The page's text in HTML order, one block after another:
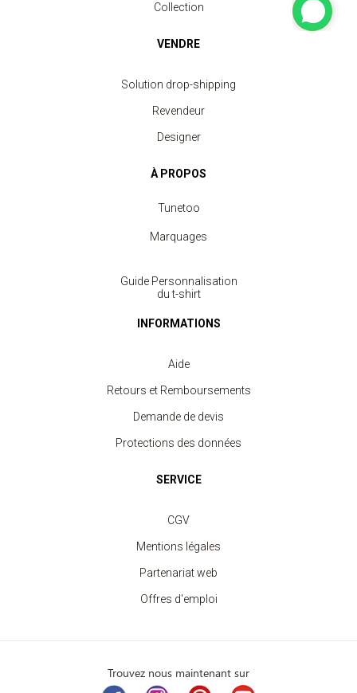
Collection
VENDRE
Solution drop-shipping
Revendeur
Designer
À PROPOS
Tunetoo
Marquages
Guide Personnalisation
du t-shirt
INFORMATIONS
Aide
Retours et Remboursements
Demande de devis
Protections des données
SERVICE
CGV
Mentions légales
Partenariat web
Offres d'emploi
Trouvez nous maintenant sur